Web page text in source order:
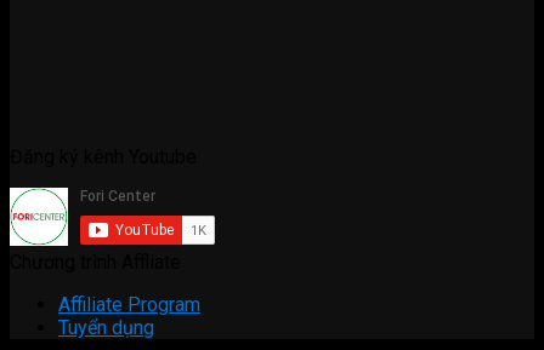
Affiliate Program
Tuyển dụng